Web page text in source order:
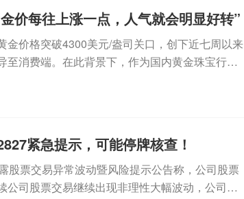
价每往上涨一点，人气就会明显好转”
金价格突破4300美元/盎司关口，创下近七周以来
至消费端。在此背景下，作为国内黄金珠宝行业
紧急提示，可能停牌核查！
股票交易异常波动暨风险提示公告称，公司股票
公司股票交易继续出现非理性大幅波动，公司可